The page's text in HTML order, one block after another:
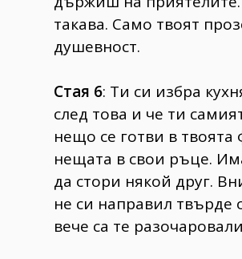
такава. Само твоят
душевност.
Стая 6: Ти си избра
след това и че ти
нещо се готви в
нещата в свои ръце.
да стори някой друг.
не си направил твърде
вече са те